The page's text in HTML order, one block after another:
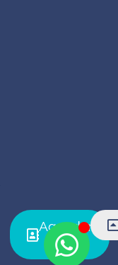
Agendar
agora